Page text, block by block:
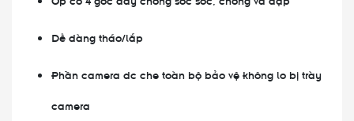
Dễ dàng tháo/lắp
Phần camera dc che toàn bộ bảo vệ không lo bị trày
camera